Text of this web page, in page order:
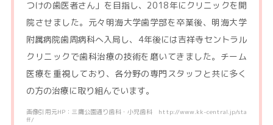
つけの歯医者さん」を目指し、2018年にクリニックを開
院させました。元々明海大学歯学部を卒業後、明海大学
附属病院歯周病科へ入局し、4年後には吉祥寺セントラル
クリニックで歯科治療の技術を磨いてきました。チーム
医療を重視しており、各分野の専門スタッフと共に多く
の方の治療に取り組んでいます。
画像引用元HP：三鷹公園通り歯科・小児歯科 http://www.kk-central.jp/sta
ff/